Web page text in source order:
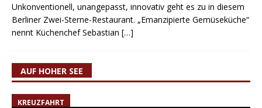
Unkonventionell, unangepasst, innovativ geht es zu in diesem
Berliner Zwei-Sterne-Restaurant. „Emanzipierte Gemüseküche“
nennt Küchenchef Sebastian […]
AUF HOHER SEE
KREUZFAHRT